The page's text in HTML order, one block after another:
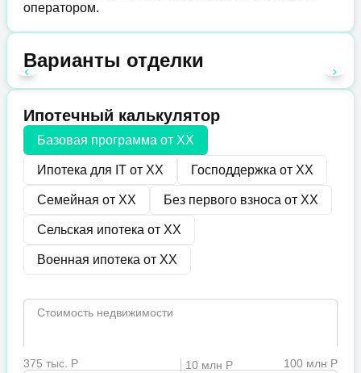
оператором.
Варианты отделки
Ипотечный калькулятор
Базовая программа от XX
Ипотека для IT от XX Господдержка от XX
Семейная от XX Без первого взноса от XX
Сельская ипотека от XX
Военная ипотека от XX
Стоимость недвижимости
375 тыс. Р 10 млн Р
100 млн Р